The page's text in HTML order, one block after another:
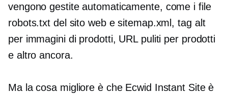
vengono gestite automaticamente, come i file
robots.txt del sito web e sitemap.xml,tag alt
per immagini di prodotti, URL puliti per prodotti
e altro ancora.
Ma la cosa migliore è che Ecwid Instant Site è